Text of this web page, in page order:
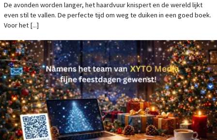
De avonden worden langer, het haardvuur knispert en de wereld lijkt
even stil te vallen. De perfecte tijd om weg te duiken in een goed boek.
Voor het [...]